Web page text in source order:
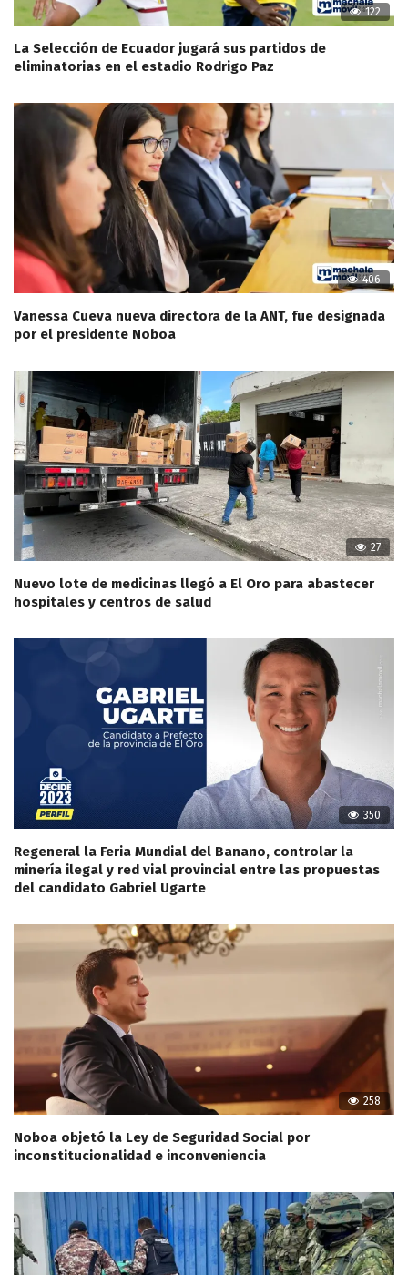
122
La Selección de Ecuador jugará sus partidos de
eliminatorias en el estadio Rodrigo Paz
406
Vanessa Cueva nueva directora de la ANT, fue designada
por el presidente Noboa
27
Nuevo lote de medicinas llegó a El Oro para abastecer
hospitales y centros de salud
350
Regeneral la Feria Mundial del Banano, controlar la
minería ilegal y red vial provincial entre las propuestas
del candidato Gabriel Ugarte
258
Noboa objetó la Ley de Seguridad Social por
inconstitucionalidad e inconveniencia